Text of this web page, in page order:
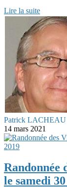
Lire la suite
Patrick LACHEAU
14 mars 2021
Randonnée
le samedi